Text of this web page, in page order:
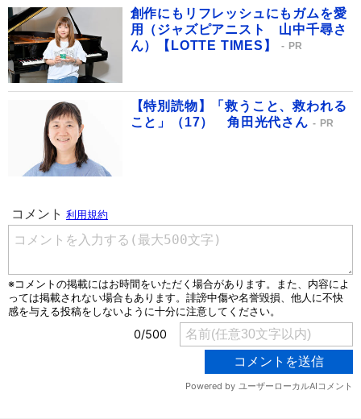
創作にもリフレッシュにもガムを愛
用（ジャズピアニスト 山中千尋さ
ん）【LOTTE TIMES】
PR
【特別読物】「救うこと、救われる
こと」（17） 角田光代さん
PR